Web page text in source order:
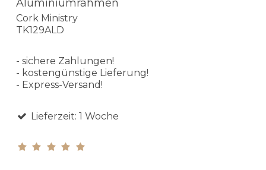
Aluminiumrahmen
Cork Ministry
TK129ALD
- sichere Zahlungen!
- kostengünstige Lieferung!
- Express-Versand!
Lieferzeit: 1 Woche